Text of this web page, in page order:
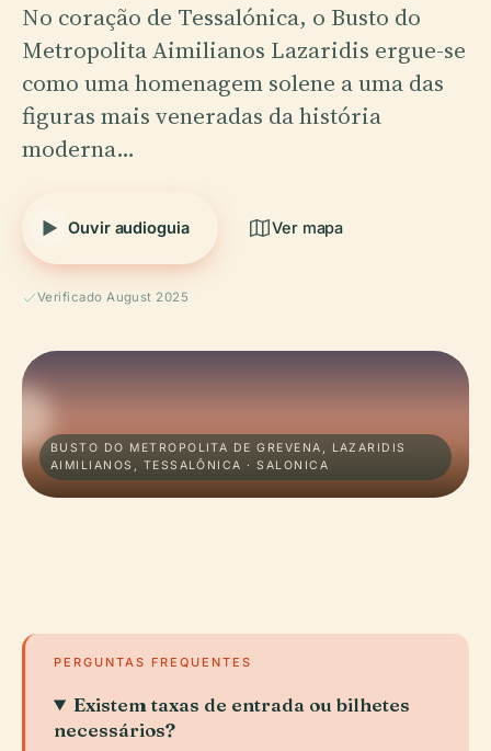
No coração de Tessalónica, o Busto do
Metropolita Aimilianos Lazaridis ergue-se
como uma homenagem solene a uma das
figuras mais veneradas da história
moderna…
Ouvir audioguia Ver mapa
Verificado August 2025
BUSTO DO METROPOLITA DE GREVENA, LAZARIDIS
AIMILIANOS, TESSALÔNICA · SALONICA
PERGUNTAS FREQUENTES
Existem taxas de entrada ou bilhetes
necessários?